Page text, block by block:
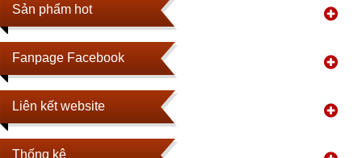
Sản phẩm hot
Fanpage Facebook
Liên kết website
Thống kê